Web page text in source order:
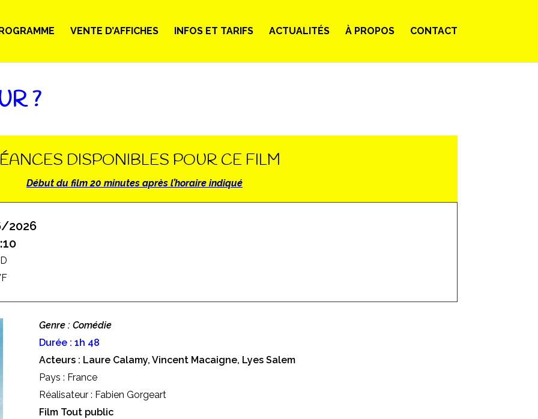
VENTE D’AFFICHES INFOS ET TARIFS ACTUALITÉS À PROPOS CONTACT
?
DISPONIBLES POUR CE FILM
Début du film 20 minutes après l’horaire indiqué
2026
Genre : Comédie
Durée : 1h 48
Acteurs : Laure Calamy, Vincent Macaigne, Lyes Salem
Pays : France
Réalisateur : Fabien Gorgeart
Film Tout public